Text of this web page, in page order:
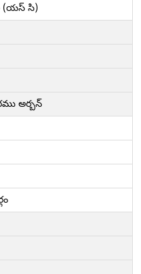
(యస్ సి)
అర్బన్